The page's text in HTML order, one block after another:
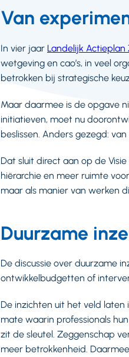
Van
In vier jaar Landelijk Actieplan
wetgeving en cao’s, in veel
betrokken bij strategische
Maar daarmee is de opgave
initiatieven, moet nu
beslissen. Anders gezegd:
Dat sluit direct aan op de
hiërarchie en meer ruimte
maar als manier van werken
Duurzame
De discussie over duurzame
ontwikkelbudgetten of
De inzichten uit het veld
mate waarin professionals
zit de sleutel. Zeggenschap
meer betrokkenheid.